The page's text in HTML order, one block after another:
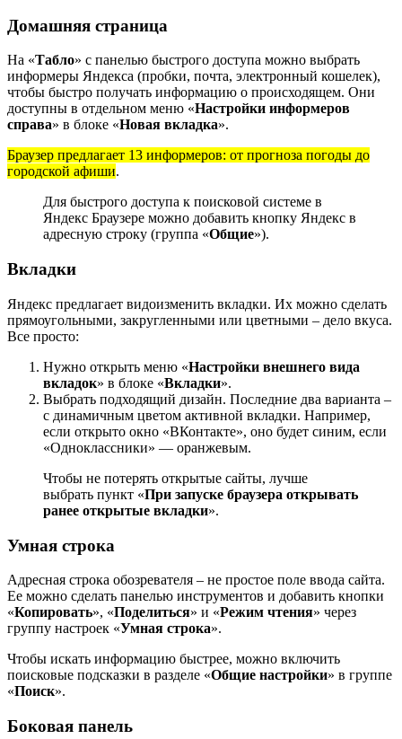
Домашняя страница
На «Табло» с панелью быстрого доступа можно выбрать
информеры Яндекса (пробки, почта, электронный кошелек),
чтобы быстро получать информацию о происходящем. Они
доступны в отдельном меню «Настройки информеров
справа» в блоке «Новая вкладка».
Браузер предлагает 13 информеров: от прогноза погоды до
городской афиши.
Для быстрого доступа к поисковой системе в
Яндекс Браузере можно добавить кнопку Яндекс в
адресную строку (группа «Общие»).
Вкладки
Яндекс предлагает видоизменить вкладки. Их можно сделать
прямоугольными, закругленными или цветными – дело вкуса.
Все просто:
Нужно открыть меню «Настройки внешнего вида
вкладок» в блоке «Вкладки».
Выбрать подходящий дизайн. Последние два варианта –
с динамичным цветом активной вкладки. Например,
если открыто окно «ВКонтакте», оно будет синим, если
«Одноклассники» — оранжевым.
Чтобы не потерять открытые сайты, лучше
выбрать пункт «При запуске браузера открывать
ранее открытые вкладки».
Умная строка
Адресная строка обозревателя – не простое поле ввода сайта.
Ее можно сделать панелью инструментов и добавить кнопки
«Копировать», «Поделиться» и «Режим чтения» через
группу настроек «Умная строка».
Чтобы искать информацию быстрее, можно включить
поисковые подсказки в разделе «Общие настройки» в группе
«Поиск».
Боковая панель